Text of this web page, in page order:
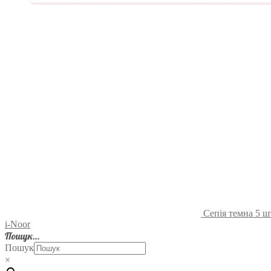
Сепія темна 5
i-Noor
Пошук…
Пошук
×